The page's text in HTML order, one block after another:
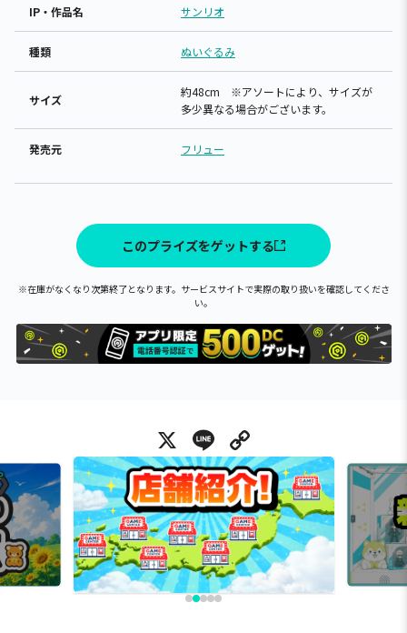
IP・作品名 サンリオ
種類 ぬいぐるみ
サイズ
約48cm ※アソートにより、サイズが
多少異なる場合がございます。
発売元 フリュー
このプライズをゲットする
※在庫がなくなり次第終了となります。サービスサイトで実際の取り扱いを確認してくださ
い。
X Line